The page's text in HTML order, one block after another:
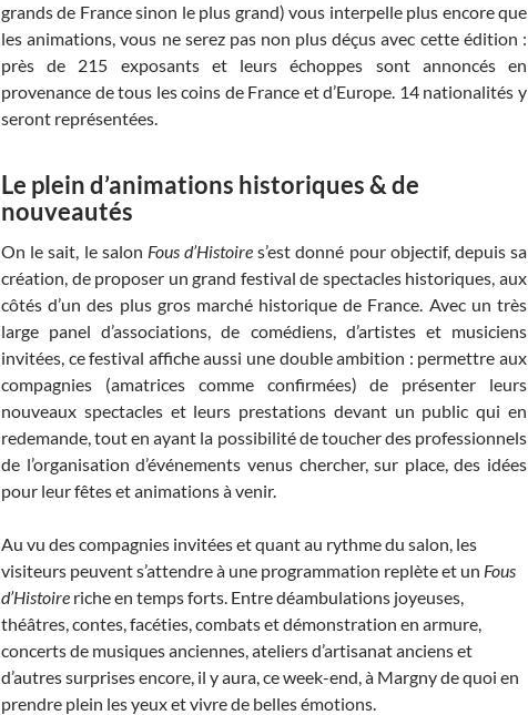
grands de France sinon le plus grand) vous interpelle plus encore que
les animations, vous ne serez pas non plus déçus avec cette édition :
près de 215 exposants et leurs échoppes sont annoncés en
provenance de tous les coins de France et d’Europe. 14 nationalités y
seront représentées.
Le plein d’animations historiques & de
nouveautés
On le sait, le salon Fous d’Histoire s’est donné pour objectif, depuis sa
création, de proposer un grand festival de spectacles historiques, aux
côtés d’un des plus gros marché historique de France. Avec un très
large panel d’associations, de comédiens, d’artistes et musiciens
invitées, ce festival affiche aussi une double ambition : permettre aux
compagnies (amatrices comme confirmées) de présenter leurs
nouveaux spectacles et leurs prestations devant un public qui en
redemande, tout en ayant la possibilité de toucher des professionnels
de l’organisation d’événements venus chercher, sur place, des idées
pour leur fêtes et animations à venir.
Au vu des compagnies invitées et quant au rythme du salon, les
visiteurs peuvent s’attendre à une programmation replète et un Fous
d’Histoire riche en temps forts. Entre déambulations joyeuses,
théâtres, contes, facéties, combats et démonstration en armure,
concerts de musiques anciennes, ateliers d’artisanat anciens et
d’autres surprises encore, il y aura, ce week-end, à Margny de quoi en
prendre plein les yeux et vivre de belles émotions.